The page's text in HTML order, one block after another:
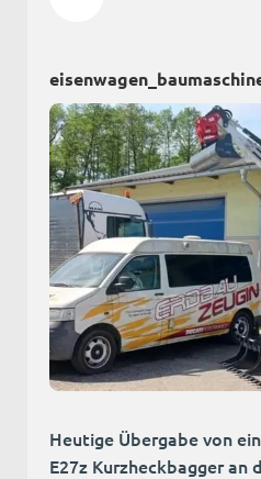
Heutige Übergabe von
E27z Kurzheckbagger an